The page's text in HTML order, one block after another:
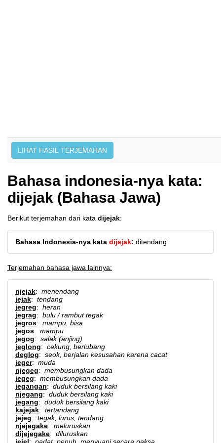
Bahasa indonesia-nya kata:
dijejak (Bahasa Jawa)
Berikut terjemahan dari kata dijejak:
Bahasa Indonesia-nya kata dijejak: ditendang
Terjemahan bahasa jawa lainnya:
njejak: menendang
jejak: tendang
jegreg: heran
jegrag: bulu / rambut tegak
jegros: mampu, bisa
jegos: mampu
jegog: salak (anjing)
jeglong: cekung, berlubang
deglog: seok, berjalan kesusahan karena cacat
jeger: muda
njegeg: membusungkan dada
jegeg: membusungkan dada
jegangan: duduk bersilang kaki
njegang: duduk bersilang kaki
jegang: duduk bersilang kaki
kajejak: tertandang
jejeg: tegak, lurus, tendang
njejegake: meluruskan
dijejegake: diluruskan